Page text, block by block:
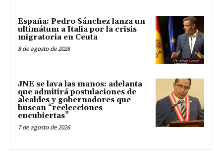
España: Pedro Sánchez lanza un
ultimátum a Italia por la crisis
migratoria en Ceuta
8 de agosto de 2026
JNE se lava las manos: adelanta
que admitirá postulaciones de
alcaldes y gobernadores que
buscan “reelecciones
encubiertas”
7 de agosto de 2026